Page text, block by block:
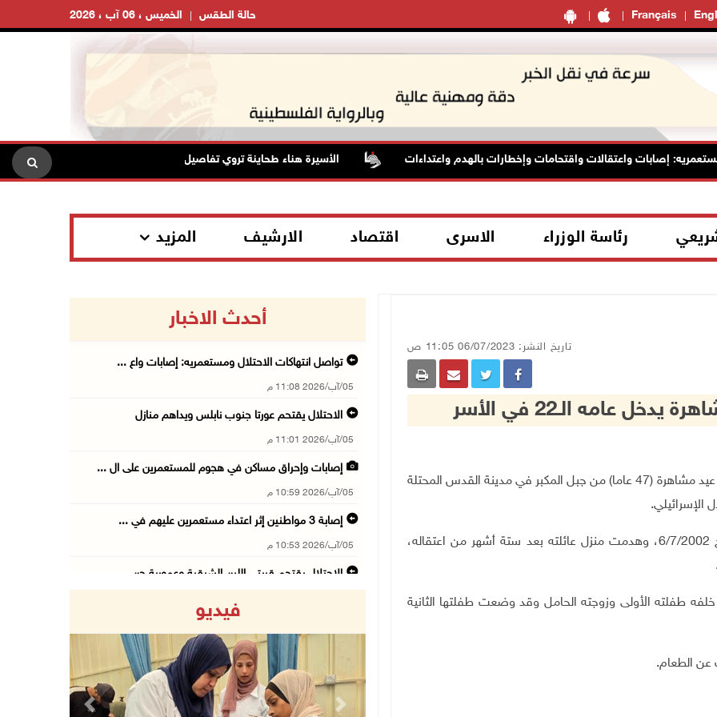
Français الخميس ، 06 آب ، 2026 حالة الطقس
إصابات واعتقالات واقتحامات وإخطارات بالهدم واعتداءات الأسيرة هناء طحاينة تروي تفاصيل اعتقالها: حُرمت من وداع أطفالها وتعرضت
رئاسة الوزراء الاسرى اقتصاد الارشيف المزيد
تاريخ النشر: 06/07/2023 11:05 ص
عامه الـ22 في الأسر
القدس 6-7-2023 وفا - يدخل الأسير المقدسي رمضان عيد مشاهرة (47 عاما) من جبل المكبر في مدينة القدس المحتلة
وكانت قوات الاحتلال قد اعتقلت الأسير رمضان بتاريخ 6/7/2002، وهدمت منزل عائلته بعد ستة أشهر من اعتقاله،
طفلته الأولى وزوجته الحامل وقد وضعت طفلتها الثانية
الطعام.
أحدث الاخبار
تواصل انتهاكات الاحتلال ومستعمريه: إصابات واع ...
05/آب/2026 11:08 م
الاحتلال يقتحم عورتا جنوب نابلس ويداهم منازل
05/آب/2026 11:01 م
إصابات وإحراق مساكن في هجوم للمستعمرين على ال ...
05/آب/2026 10:59 م
إصابة 3 مواطنين إثر اعتداء مستعمرين عليهم في ...
05/آب/2026 10:53 م
الاحتلال يقتحم قريتي اللبن الشرقية وعمورية جن ...
مستعمرون يقتحمون بيت فجار جنوب بيت لحم
05/آب/2026 10:19 م
فيديو
Previous Next